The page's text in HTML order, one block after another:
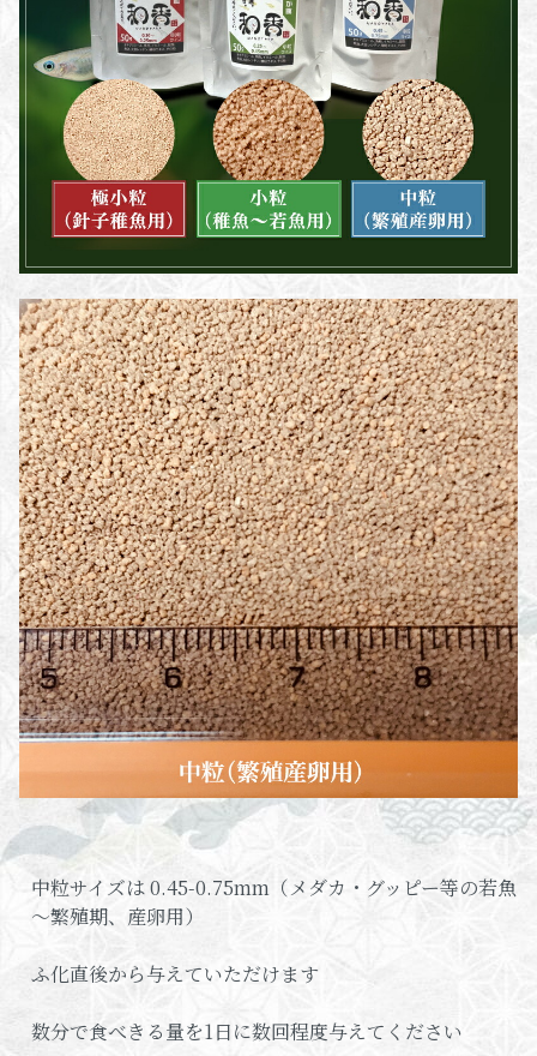
中粒サイズは 0.45-0.75mm（メダカ・グッピー等の若魚
～繁殖期、産卵用）
ふ化直後から与えていただけます
数分で食べきる量を1日に数回程度与えてください